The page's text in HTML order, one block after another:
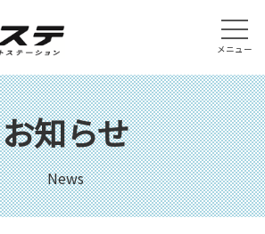
メニュー
お知らせ
News